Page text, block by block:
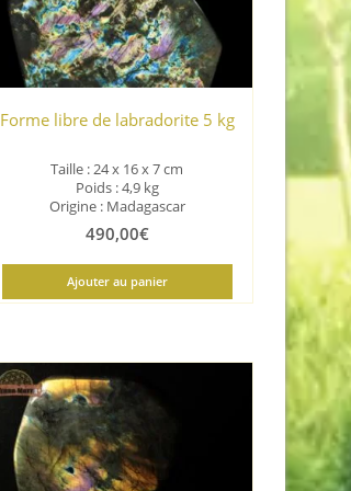
Forme libre de labradorite 5 kg
Taille :24 x 16 x 7 cm
Poids : 4,9 kg
Origine : Madagascar
490,00€
Ajouter au panier